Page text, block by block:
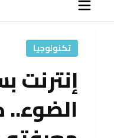
تكنولوجيا
إنترنت
الضوء..